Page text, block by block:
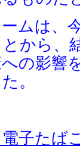
ムは、
とから、
の影響
。
子たば